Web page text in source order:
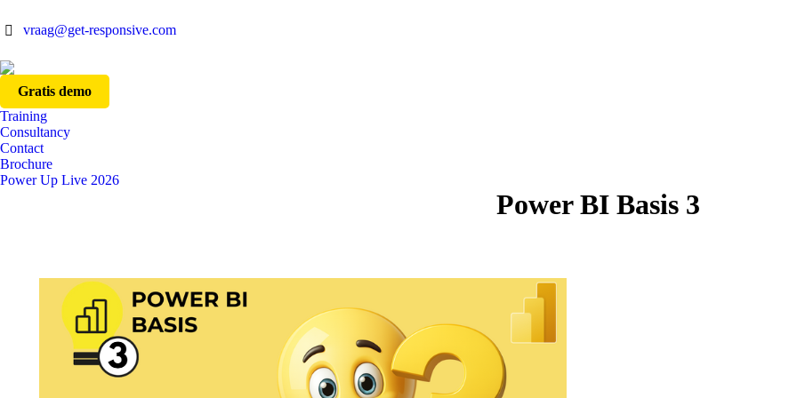
vraag@get-responsive.com
Gratis demo
Training
Consultancy
Contact
Brochure
Power Up Live 2026
Power BI Basis 3